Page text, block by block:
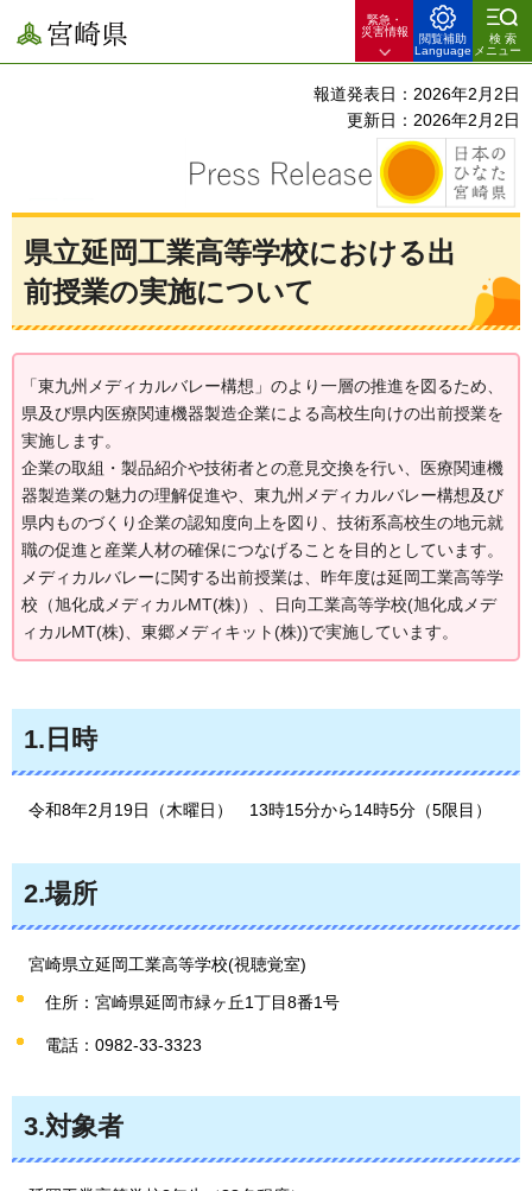
宮崎県
緊急・
災害情報
閲覧補助
Language
検索
メニュー
報道発表日：2026年2月2日
更新日：2026年2月2日
県立延岡工業高等学校における出
前授業の実施について
「東九州メディカルバレー構想」のより一層の推進を図るため、
県及び県内医療関連機器製造企業による高校生向けの出前授業を
実施します。
企業の取組・製品紹介や技術者との意見交換を行い、医療関連機
器製造業の魅力の理解促進や、東九州メディカルバレー構想及び
県内ものづくり企業の認知度向上を図り、技術系高校生の地元就
職の促進と産業人材の確保につなげることを目的としています。
メディカルバレーに関する出前授業は、昨年度は延岡工業高等学
校（旭化成メディカルMT(株)）、日向工業高等学校(旭化成メデ
ィカルMT(株)、東郷メディキット(株))で実施しています。
1.日時
令和8年2月19日（木曜日） 13時15分から14時5分（5限目）
2.場所
宮崎県立延岡工業高等学校(視聴覚室)
住所：宮崎県延岡市緑ヶ丘1丁目8番1号
電話：0982-33-3323
3.対象者